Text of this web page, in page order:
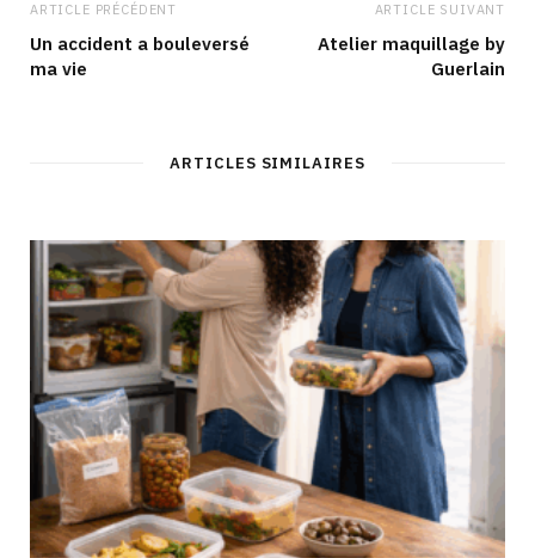
ARTICLE PRÉCÉDENT
Un accident a bouleversé
ma vie
ARTICLE SUIVANT
Atelier maquillage by
Guerlain
ARTICLES SIMILAIRES